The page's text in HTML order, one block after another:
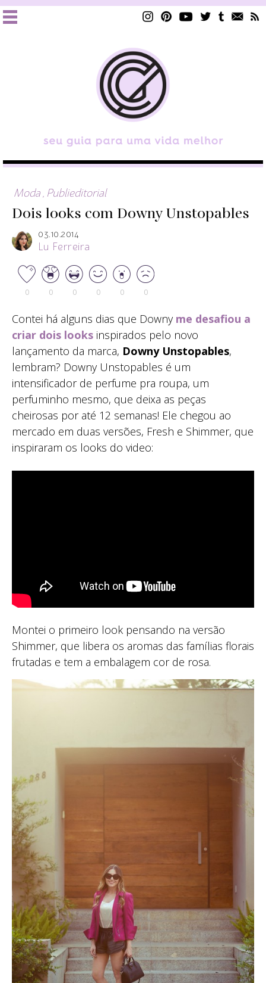
Moda Publieditorial
Dois looks com Downy Unstopables
03.10.2014
Lu Ferreira
0 0 0 0 0 0
Contei há alguns dias que Downy me desafiou a
criar dois looks inspirados pelo novo
lançamento da marca, Downy Unstopables,
lembram? Downy Unstopables é um
intensificador de perfume pra roupa, um
perfuminho mesmo, que deixa as peças
cheirosas por até 12 semanas! Ele chegou ao
mercado em duas versões, Fresh e Shimmer, que
inspiraram os looks do video:
Montei o primeiro look pensando na versão
Shimmer, que libera os aromas das famílias florais
frutadas e tem a embalagem cor de rosa.